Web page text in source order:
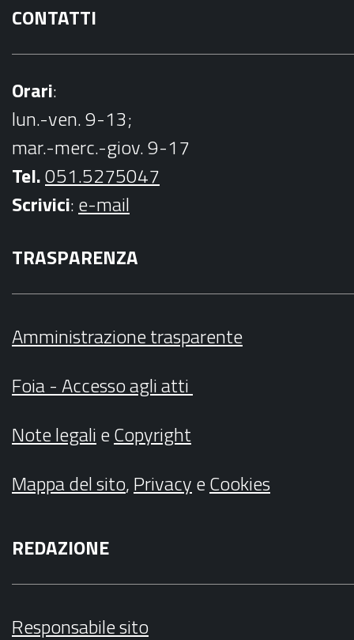
CONTATTI
Orari:
lun.-ven. 9-13;
mar.-merc.-giov. 9-17
Tel.051.5275047
Scrivici:e-mail
TRASPARENZA
Amministrazione trasparente
Foia - Accesso agli atti
Note legalieCopyright
Mappa del sito,PrivacyeCookies
REDAZIONE
Responsabile sito